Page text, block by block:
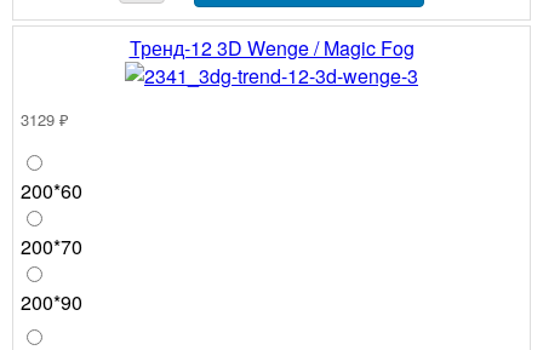
Тренд-12 3D Wenge / Magic Fog
3129 ₽
200*60
200*70
200*90